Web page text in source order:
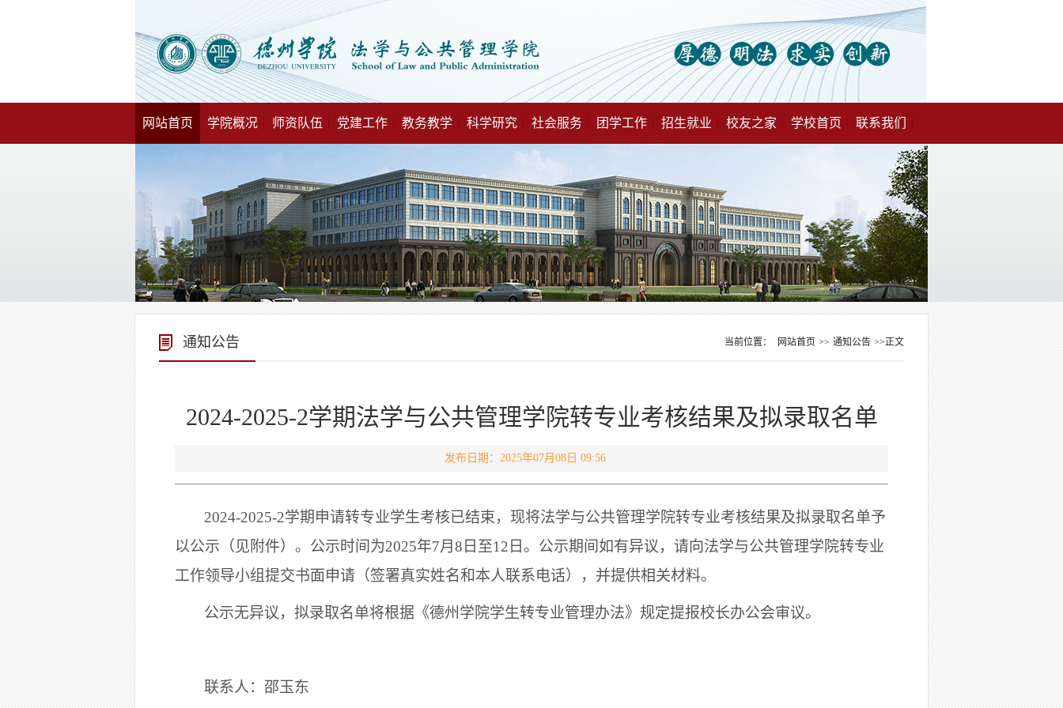
网站首页 学院概况 师资队伍 党建工作 教务教学 科学研究 社会服务 团学工作 招生就业 校友之家 学校首页 联系我们
通知公告 当前位置： 网站首页 >> 通知公告 >>正文
2024-2025-2学期法学与公共管理学院转专业考核结果及拟录取名单
发布日期：2025年07月08日 09:56
2024-2025-2学期申请转专业学生考核已结束，现将法学与公共管理学院转专业考核结果及拟录取名单予
以公示（见附件）。公示时间为2025年7月 8 日至12 日。 公示期间如有异议，请向法学与公共管理学院转专业
工作领导小组提交书面申请 （签署真实姓名和本人联系电话） ，并提供相关材料。
公示无异议， 拟录取名单将根据《德州学院学生转专业管理办法》规定提报校长办公会审议。
联系人： 邵玉东